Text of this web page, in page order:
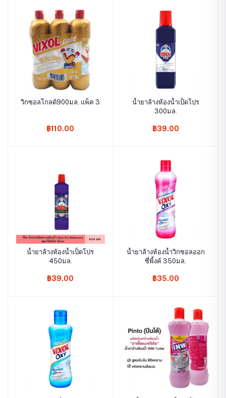
วิกซอลโกลด์900มล. แพ็ค 3
฿110.00
น้ำยาล้างห้องน้ำเป็ดโปร
300มล.
฿39.00
น้ำยาล้างห้องน้ำเป็ดโปร
450มล.
฿39.00
น้ำยาล้างห้องน้ำวิกซอลออก
ซี่พิ้งค์ 350มล.
฿35.00